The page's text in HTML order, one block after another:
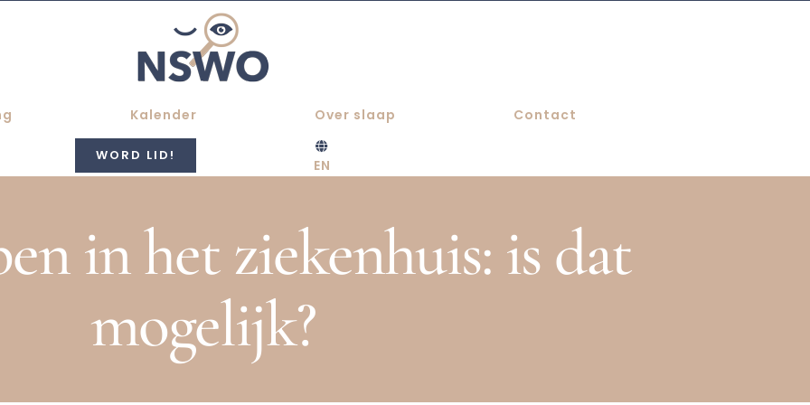
Kalender Over slaap Contact
WORD LID!
EN
in het ziekenhuis: is dat
mogelijk?